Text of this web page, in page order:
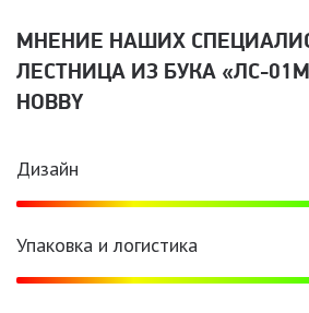
МНЕНИЕ НАШИХ
ЛЕСТНИЦА ИЗ БУКА «ЛС-
HOBBY
Дизайн
Упаковка и логистика